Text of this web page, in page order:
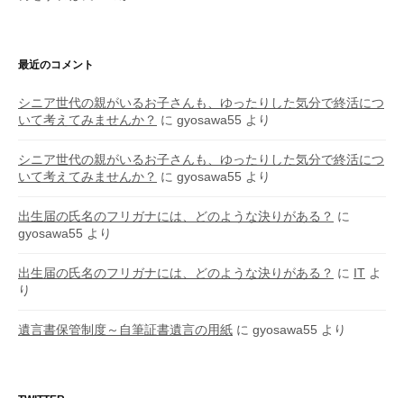
最近のコメント
シニア世代の親がいるお子さんも、ゆったりした気分で終活につ
いて考えてみませんか？ に gyosawa55 より
シニア世代の親がいるお子さんも、ゆったりした気分で終活につ
いて考えてみませんか？ に gyosawa55 より
出生届の氏名のフリガナには、どのような決りがある？ に
gyosawa55 より
出生届の氏名のフリガナには、どのような決りがある？ に IT よ
り
遺言書保管制度～自筆証書遺言の用紙 に gyosawa55 より